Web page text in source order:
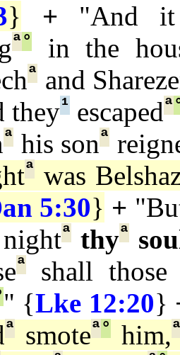
} +
"And it
ª°
in the
ª and
they¹ escapedª
ª his sonª
ª was
5:30} +
nightª thyª
ªshall those
" {Lke 12:20}
ª smoteª°him,